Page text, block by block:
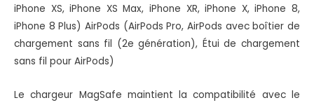
iPhone XS, iPhone XS Max, iPhone XR, iPhone X, iPhone 8,
iPhone 8 Plus) AirPods (AirPods Pro, AirPods avec boîtier de
chargement sans fil (2e génération), Étui de chargement
sans fil pour AirPods)
Le chargeur MagSafe maintient la compatibilité avec le